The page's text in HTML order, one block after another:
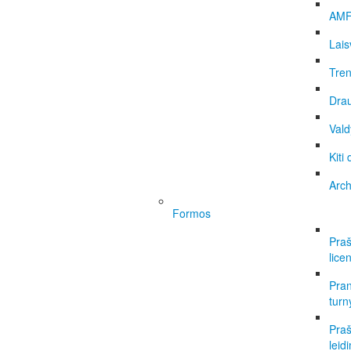
Kiti
Formos